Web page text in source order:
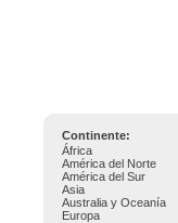
Continente:
África
América del Norte
América del Sur
Asia
Australia y Oceanía
Europa